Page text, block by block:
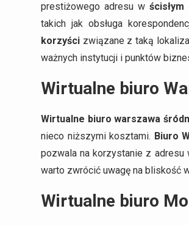
prestiżowego adresu w
takich jak obsługa
korzyści związane z taką
ważnych instytucji i punktów
Wirtualne biuro
Wirtualne biuro warszawa
nieco niższymi kosztami. Biuro
pozwala na korzystanie z
warto zwrócić uwagę na bliskość
Wirtualne biuro